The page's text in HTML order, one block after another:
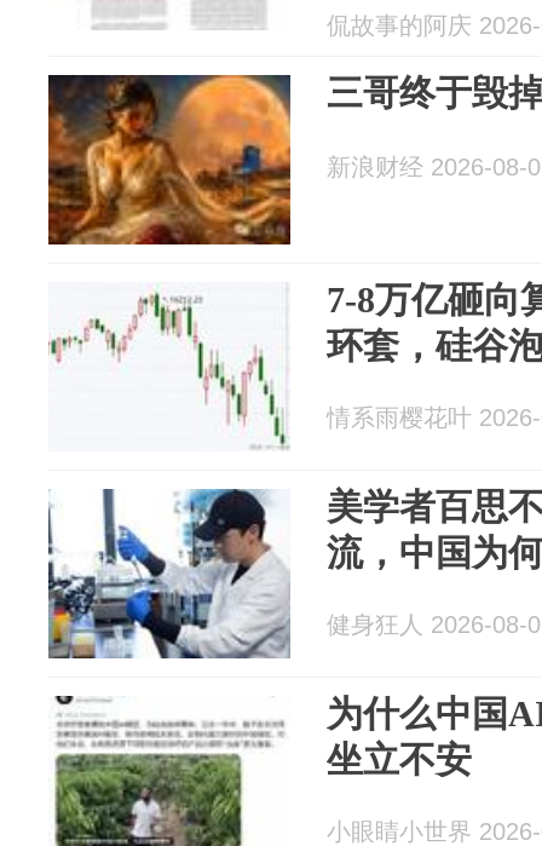
侃故事的阿庆
三哥终于毁
新浪财经 2026-08-
7-8万亿砸向
环套，硅谷
情系雨樱花叶
美学者百思
流，中国为
健身狂人 2026-08-
为什么中国
坐立不安
小眼睛小世界